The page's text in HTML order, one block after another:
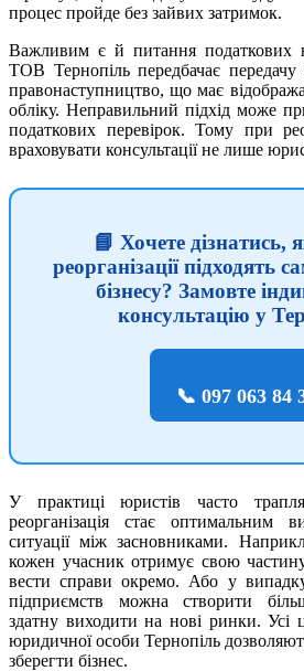
процес пройде без зайвих затримок.
Важливим є й питання податкових
ТОВ Тернопіль передбачає передачу
правонаступництво, що має
обліку. Неправильний підхід може
податкових перевірок. Тому при
враховувати консультації не лише
📘 Хочете дізнатись,
реорганізації підходять
бізнесу? Замовте
консультацію у
📞 097 063 84
У практиці юристів часто
реорганізація стає оптимальним
ситуації між засновниками.
кожен учасник отримує свою
вести справи окремо. Або у
підприємств можна створити
здатну виходити на нові ринки. Усі
юридичної особи Тернопіль
зберегти бізнес.